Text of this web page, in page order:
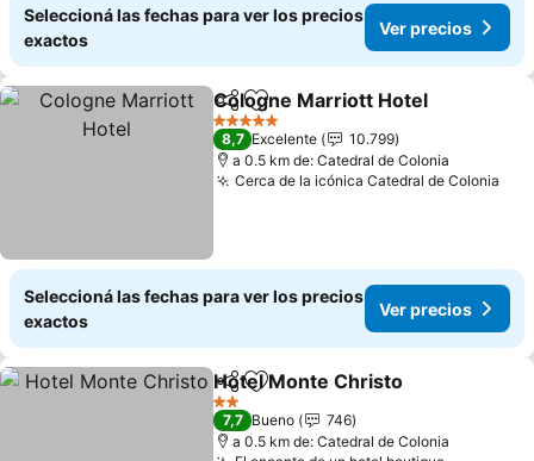
Seleccioná las fechas para ver los precios
exactos
Ver precios
CompartirAñadir a favoritos
Cologne Marriott Hotel
5 Estrellas
8,7 Excelente
10.799
a 0.5 km de: Catedral de Colonia
Cerca de la icónica Catedral de Colonia
Seleccioná las fechas para ver los precios
exactos
Ver precios
CompartirAñadir a favoritos
Hotel Monte Christo
2 Estrellas
7,7 Bueno
746
a 0.5 km de: Catedral de Colonia